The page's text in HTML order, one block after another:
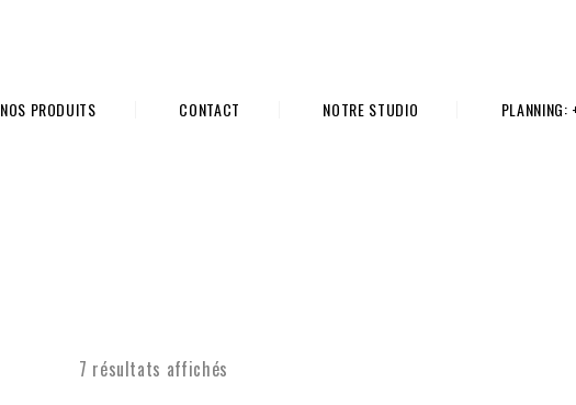
NOS PRODUITS CONTACT NOTRE STUDIO
7 résultats affichés